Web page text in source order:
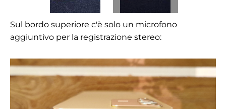
Sul bordo superiore c'è solo un microfono
aggiuntivo per la registrazione stereo: